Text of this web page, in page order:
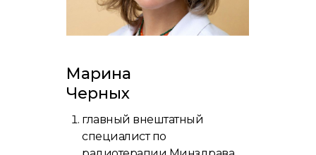
Марина
Черных
главный внештатный
специалист по